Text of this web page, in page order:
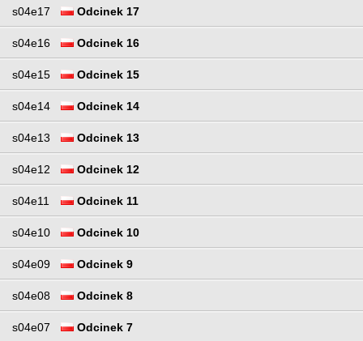
s04e17 Odcinek 17
s04e16 Odcinek 16
s04e15 Odcinek 15
s04e14 Odcinek 14
s04e13 Odcinek 13
s04e12 Odcinek 12
s04e11 Odcinek 11
s04e10 Odcinek 10
s04e09 Odcinek 9
s04e08 Odcinek 8
s04e07 Odcinek 7